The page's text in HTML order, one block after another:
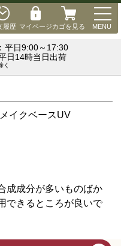
履歴 マイページカゴを見る MENU
平日9:00～17:30
日14時当日出荷
く
イクベースUV
成成分が多いものばか
できるところが良いで